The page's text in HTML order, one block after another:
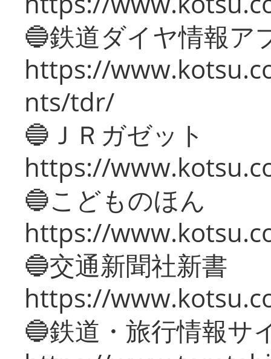
🔵鉄道ダイヤ情報ア
https://
nts/tdr/
🔵ＪＲガゼット
https://
🔵こどものほん
https://
🔵交通新聞社新書
https://
🔵鉄道・旅行情報サ